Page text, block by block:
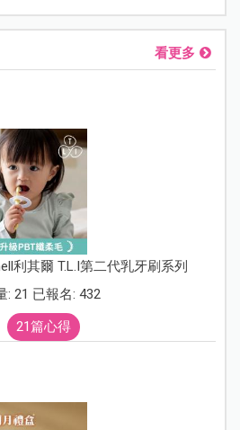
看更多
利其爾 T.L.I第二代乳牙刷系列
: 21 已報名: 432
21篇心得